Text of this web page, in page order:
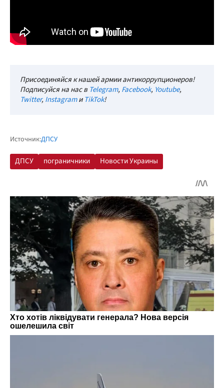
Присоединяйся к нашей армии антикоррупционеров!
Подписуйся на нас в Telegram, Facebook, Youtube,
Twitter, InstagramиTikTok!
Источник:ДПСУ
ДПСУ пограничники Новости Украины